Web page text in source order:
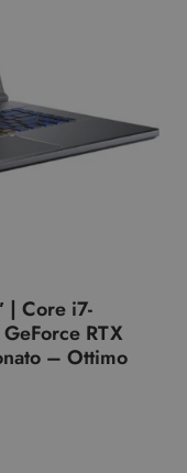
| Core i7-
RTX
– Ottimo